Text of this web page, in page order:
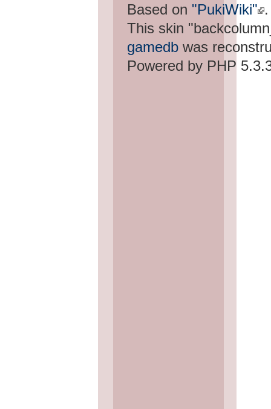
Based on "PukiWiki" .
This skin
gamedb was
Powered by PHP